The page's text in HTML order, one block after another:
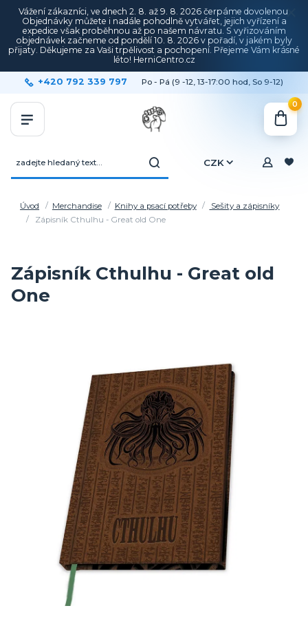
Vážení zákazníci, ve dnech 2. 8. až 9. 8. 2026 čerpáme dovolenou.
Objednávky můžete i nadále pohodlně vytvářet, jejich vyřízení a
expedice však proběhnou až po našem návratu. S vyřizováním
objednávek začneme od pondělí 10. 8. 2026 v pořadí, v jakém byly
přijaty. Děkujeme za Vaši trpělivost a pochopení. Přejeme Vám krásné
léto! HerniCentro.cz
CZK
+420 792 339 797 Po - Pá (9 -12, 13-17:00 hod, So 9-12)
0
Úvod Merchandise Knihy a psací potřeby
Sešity a zápisníky
Zápisník Cthulhu - Great old One
Zápisník Cthulhu - Great old
One